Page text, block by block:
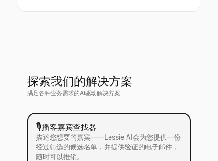
探索我们的解决方案
满足各种业务需求的AI驱动解决方案
🎙播客嘉宾查找器
描述您想要的嘉宾——Lessie AI会为您提供一份
经过筛选的候选名单，并提供验证的电子邮件，
随时可以推销。